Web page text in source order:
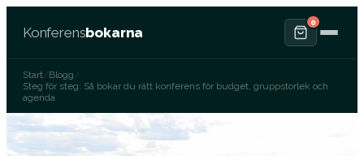
Konferensbokarna
0
Start Blogg
Steg för steg: Så bokar du rätt konferens för budget, gruppstorlek och
agenda